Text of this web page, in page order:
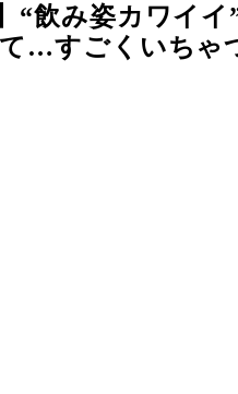
“飲み姿カワイ
…すごくいちゃ